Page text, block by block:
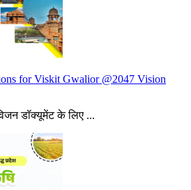
for Viskit Gwalior @2047 Vision
डॉक्यूमेंट के लिए ...